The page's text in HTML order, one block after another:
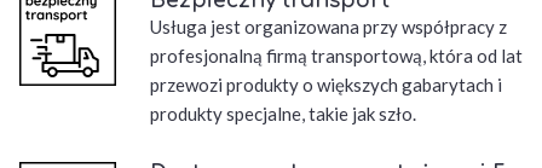
Usługa jest organizowana przy współpracy z
profesjonalną firmą transportową, która od lat
przewozi produkty o większych gabarytach i
produkty specjalne, takie jak szło.